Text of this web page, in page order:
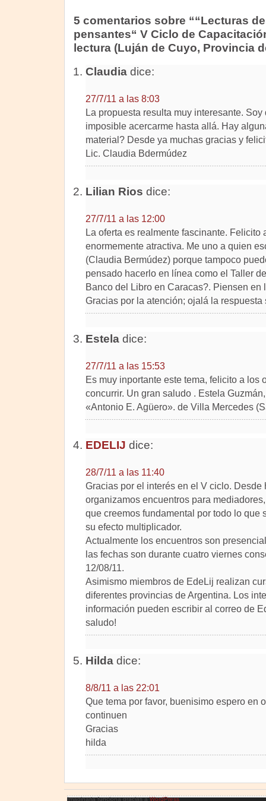
5 comentarios sobre ““Lecturas
pensantes“ V Ciclo de
lectura (Luján de Cuyo, Provincia
Claudiadice:
27/7/11 a las 8:03
La propuesta resulta muy interesante.
imposible acercarme hasta allá. Hay
material? Desde ya muchas gracias y
Lic. Claudia Bdermúdez
Lilian Rios dice:
27/7/11 a las 12:00
La oferta es realmente fascinante. Felicito
enormemente atractiva. Me uno a quien
(Claudia Bermúdez) porque tampoco
pensado hacerlo en línea como el Taller
Banco del Libro en Caracas?. Piensen en
Gracias por la atención; ojalá la respuesta
Esteladice:
27/7/11 a las 15:53
Es muy inportante este tema, felicito a los
concurrir. Un gran saludo . Estela
«Antonio E. Agüero». de Villa Mercedes
EDELIJ dice:
28/7/11 a las 11:40
Gracias por el interés en el V ciclo.
organizamos encuentros para
que creemos fundamental por todo lo que
su efecto multiplicador.
Actualmente los encuentros son
las fechas son durante cuatro viernes
12/08/11.
Asimismo miembros de EdeLij realizan
diferentes provincias de Argentina. Los
información pueden escribir al correo de
saludo!
Hildadice:
8/8/11 a las 22:01
Que tema por favor, buenisimo espero en
continuen
Gracias
hilda
Imaginaria funciona gracias aWordPress